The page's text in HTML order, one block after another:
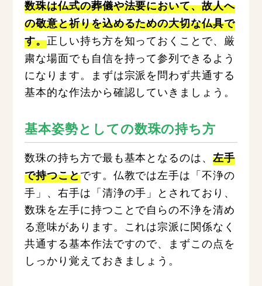
数珠は仏式の葬儀や法要において、故人へ
の敬意と祈りを込めるための大切な仏具で
す。正しい持ち方を知っておくことで、厳
粛な場面でも自信を持って参列できるよう
になります。まずは宗派を問わず共通する
基本的な作法から確認していきましょう。
基本姿勢としての数珠の持ち方
数珠の持ち方で最も基本となるのは、 左手
で持つことです。仏教では左手は「不浄の
手」、右手は「清浄の手」とされており、
数珠を左手に持つことで自らの不浄を清め
る意味があります。これは宗派に関係なく
共通する基本作法ですので、まずこの点を
しっかり覚えておきましょう。